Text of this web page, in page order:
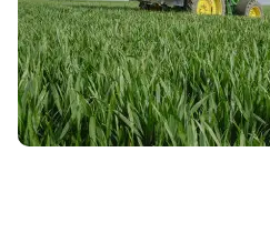
Le raisonnement du calcul de la
céréales à paille peut
22 JANV. 2026